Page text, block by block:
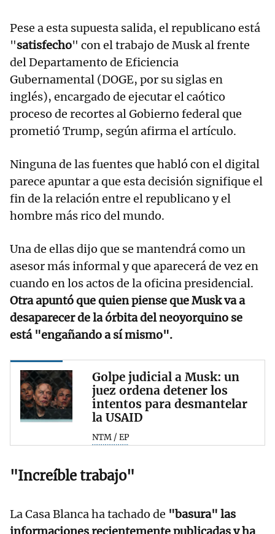
Pese a esta supuesta salida, el republicano está
"satisfecho" con el trabajo de Musk al frente
del Departamento de Eficiencia
Gubernamental (DOGE, por su siglas en
inglés), encargado de ejecutar el caótico
proceso de recortes al Gobierno federal que
prometió Trump, según afirma el artículo.
Ninguna de las fuentes que habló con el digital
parece apuntar a que esta decisión signifique el
fin de la relación entre el republicano y el
hombre más rico del mundo.
Una de ellas dijo que se mantendrá como un
asesor más informal y que aparecerá de vez en
cuando en los actos de la oficina presidencial.
Otra apuntó que quien piense que Musk va a
desaparecer de la órbita del neoyorquino se
está "engañando a sí mismo".
Golpe judicial a Musk: un
juez ordena detener los
intentos para desmantelar
la USAID
NTM / EP
"Increíble trabajo"
La Casa Blanca ha tachado de "basura" las
informaciones recientemente publicadas y ha